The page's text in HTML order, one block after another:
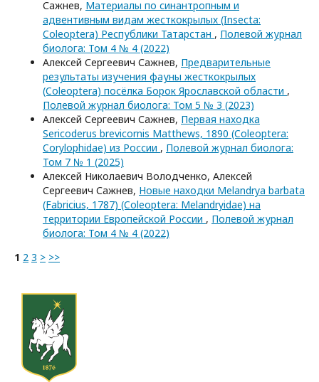
Сажнев, Материалы по синантропным и
адвентивным видам жесткокрылых (Insecta:
Coleoptera) Республики Татарстан , Полевой журнал
биолога: Том 4 № 4 (2022)
Алексей Сергеевич Сажнев, Предварительные
результаты изучения фауны жесткокрылых
(Coleoptera) посёлка Борок Ярославской области ,
Полевой журнал биолога: Том 5 № 3 (2023)
Алексей Сергеевич Сажнев, Первая находка
Sericoderus brevicornis Matthews, 1890 (Coleoptera:
Corylophidae) из России , Полевой журнал биолога:
Том 7 № 1 (2025)
Алексей Николаевич Володченко, Алексей
Сергеевич Сажнев, Новые находки Melandrya barbata
(Fabricius, 1787) (Coleoptera: Melandryidae) на
территории Европейской России , Полевой журнал
биолога: Том 4 № 4 (2022)
1 2 3 > >>